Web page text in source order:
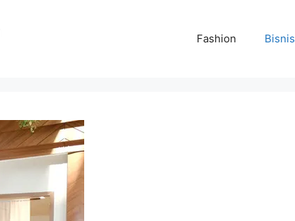
Fashion Bisnis